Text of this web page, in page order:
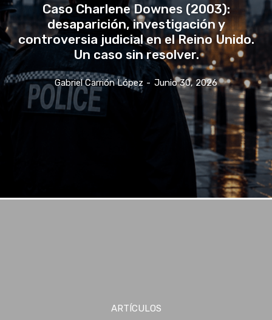
Caso Charlene Downes (2003):
desaparición, investigación y
controversia judicial en el Reino Unido.
Un caso sin resolver.
Gabriel Carrión López - Junio 30, 2026
ARTÍCULOS